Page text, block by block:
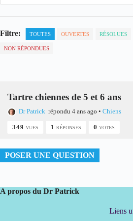
Filtre: TOUTES OUVERTES RÉSOLUES
NON RÉPONDUES
Tartre chiennes de 5 et 6 ans
Dr Patrick répondu 4 ans ago • Chiens
349 VUES 1 RÉPONSES 0 VOTES
POSER UNE QUESTION
A propos du Dr Patrick
Liens